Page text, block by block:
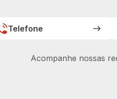
Telefone
Acompanhe nossas